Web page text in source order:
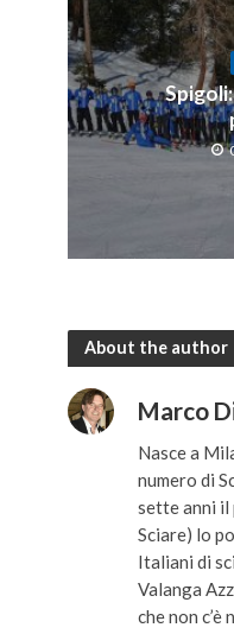
About the author
Marco
Nasce a
numero di
sette anni il
Sciare) lo
Italiani di
Valanga
che non